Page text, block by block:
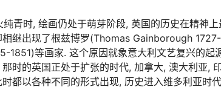
青时, 绘画仍处于萌芽阶段, 英国的历史在精神
相继出现了根兹博罗(Thomas Gainborough
等画家. 这个原因就象意大利文艺复兴的起
时的英国正处于扩张的时代, 加拿大, 澳大利亚,
都以各种不同的形式出现, 历史进入维多利亚时